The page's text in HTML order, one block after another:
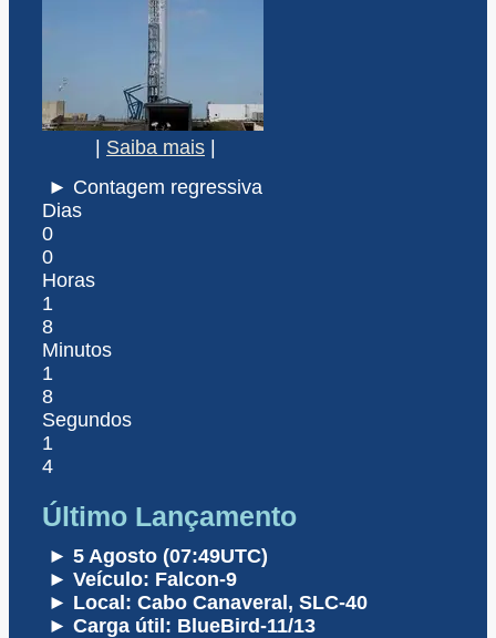
Saiba mais
► Contagem regressiva
Dias
0
0
Horas
1
8
Minutos
1
8
Segundos
1
4
Último Lançamento
► 5 Agosto (07:49UTC)
► Veículo: Falcon-9
► Local: Cabo Canaveral, SLC-40
► Carga útil: BlueBird-11/13